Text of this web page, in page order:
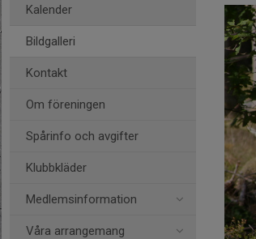
Kalender
Bildgalleri
Kontakt
Om föreningen
Spårinfo och avgifter
Klubbkläder
Medlemsinformation
Våra arrangemang